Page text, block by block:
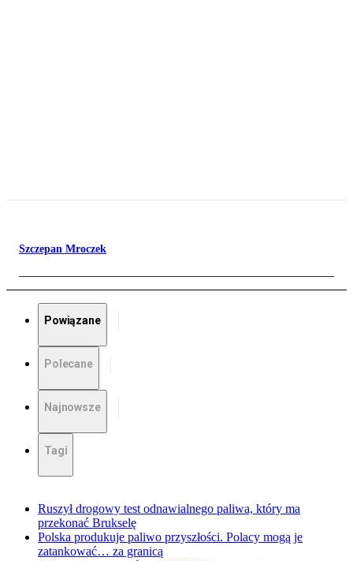
Szczepan Mroczek
Powiązane
Polecane
Najnowsze
Tagi
Ruszył drogowy test odnawialnego paliwa, który ma
przekonać Brukselę
Polska produkuje paliwo przyszłości. Polacy mogą je
zatankować… za granicą